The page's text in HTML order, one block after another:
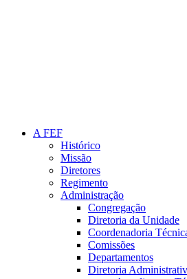
A FEF
Histórico
Missão
Diretores
Regimento
Administração
Congregação
Diretoria da Unidade
Coordenadoria
Comissões
Departamentos
Diretoria